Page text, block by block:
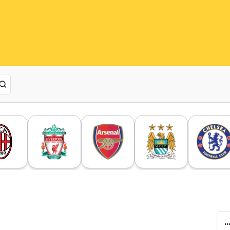
أول سؤال طرحه مودريتش على ميلان من أجل التوقيع معهم